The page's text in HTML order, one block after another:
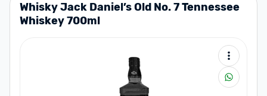
Whisky Jack Daniel’s Old No. 7 Tennessee
Whiskey 700ml